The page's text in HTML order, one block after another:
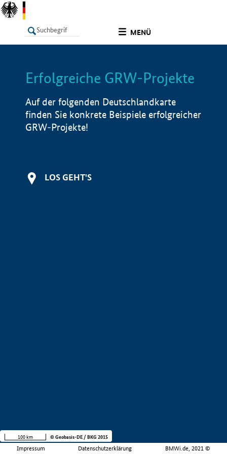
MENÜ
LISTE Info
Erfolgreiche GRW-Projekte
Auf der folgenden Deutschlandkarte
finden Sie konkrete Beispiele erfolgreicher
GRW-Projekte!
LOS GEHT'S
Impressum Datenschutzerklärung BMWi.de, 2021 ©
100 km © Geobasis-DE / BKG 2015